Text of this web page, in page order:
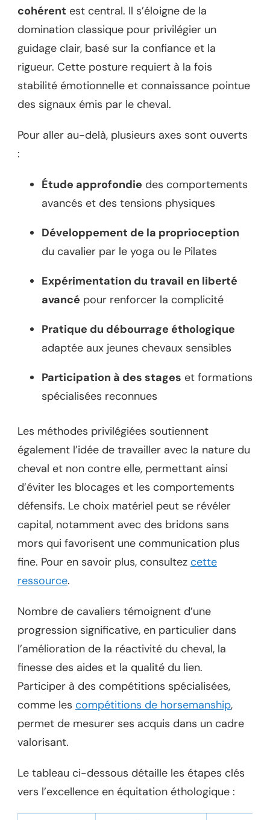
cohérent est central. Il s’éloigne de la
domination classique pour privilégier un
guidage clair, basé sur la confiance et la
rigueur. Cette posture requiert à la fois
stabilité émotionnelle et connaissance pointue
des signaux émis par le cheval.
Pour aller au-delà, plusieurs axes sont ouverts
:
Étude approfondie des comportements
avancés et des tensions physiques
Développement de la proprioception
du cavalier par le yoga ou le Pilates
Expérimentation du travail en liberté
avancé pour renforcer la complicité
Pratique du débourrage éthologique
adaptée aux jeunes chevaux sensibles
Participation à des stages et formations
spécialisées reconnues
Les méthodes privilégiées soutiennent
également l’idée de travailler avec la nature du
cheval et non contre elle, permettant ainsi
d’éviter les blocages et les comportements
défensifs. Le choix matériel peut se révéler
capital, notamment avec des bridons sans
mors qui favorisent une communication plus
fine. Pour en savoir plus, consultez cette
ressource.
Nombre de cavaliers témoignent d’une
progression significative, en particulier dans
l’amélioration de la réactivité du cheval, la
finesse des aides et la qualité du lien.
Participer à des compétitions spécialisées,
comme les compétitions de horsemanship,
permet de mesurer ses acquis dans un cadre
valorisant.
Le tableau ci-dessous détaille les étapes clés
vers l’excellence en équitation éthologique :